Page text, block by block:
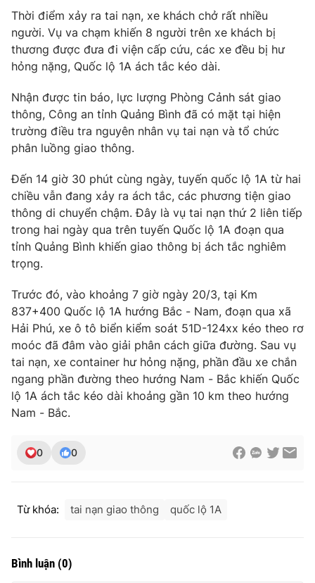
Nhân vật
Khán giả
Giải sao mai
Âm nhạc
Sao
Đời sống
Du lịch
Làm đẹp
Chất lượng cuộc sống
Giáo dục
Học trực tuyến
Công nghệ
Hitech Công nghệ tương lai
Sản phẩm
Thị trường
Tư vấn
Giao lưu trực tuyến
Lịch phát sóng
Chuyên mục khác
Emagazine Podcast
Photo Infographic
Video Shorts video
VTV Money VTV Thể thao
VTV Sức khoẻ
Thị trường 24h Tấm lòng Việt
Thời điểm xảy ra tai nạn, xe khách chở rất nhiều
người. Vụ va chạm khiến 8 người trên xe khách bị
thương được đưa đi viện cấp cứu, các xe đều bị hư
hỏng nặng, Quốc lộ 1A ách tắc kéo dài.
Nhận được tin báo, lực lượng Phòng Cảnh sát giao
thông, Công an tỉnh Quảng Bình đã có mặt tại hiện
trường điều tra nguyên nhân vụ tai nạn và tổ chức
phân luồng giao thông.
Đến 14 giờ 30 phút cùng ngày, tuyến quốc lộ 1A từ hai
chiều vẫn đang xảy ra ách tắc, các phương tiện giao
thông di chuyển chậm. Đây là vụ tai nạn thứ 2 liên tiếp
trong hai ngày qua trên tuyến Quốc lộ 1A đoạn qua
tỉnh Quảng Bình khiến giao thông bị ách tắc nghiêm
trọng.
Trước đó, vào khoảng 7 giờ ngày 20/3, tại Km
837+400 Quốc lộ 1A hướng Bắc - Nam, đoạn qua xã
Hải Phú, xe ô tô biển kiểm soát 51D-124xx kéo theo rơ
moóc đã đâm vào giải phân cách giữa đường. Sau vụ
tai nạn, xe container hư hỏng nặng, phần đầu xe chắn
ngang phần đường theo hướng Nam - Bắc khiến Quốc
lộ 1A ách tắc kéo dài khoảng gần 10 km theo hướng
Nam - Bắc.
0 0
Từ khóa: tai nạn giao thông quốc lộ 1A
Bình luận (0)